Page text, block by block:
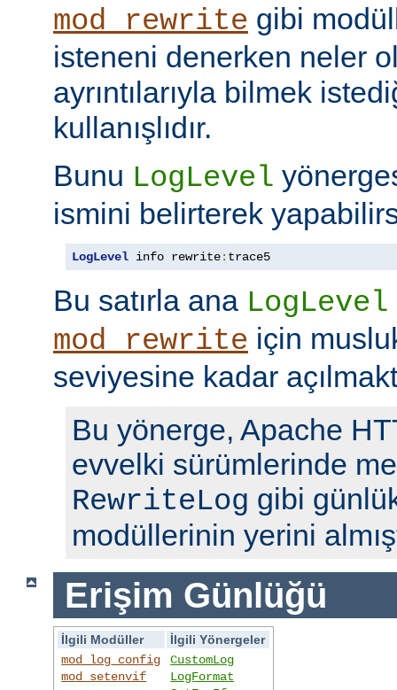
mod_rewrite gibi
isteneni denerken neler
ayrıntılarıyla bilmek
kullanışlıdır.
Bunu LogLevel
ismini belirterek
LogLevel info rewrite: trace5
Bu satırla ana LogLevel
mod_rewrite için
seviyesine kadar
Bu yönerge, Apache
evvelki sürümlerinde
RewriteLog gibi
modüllerinin yerini
Erişim Günlüğü
İlgili Modüller
İlgili Yönergeler
mod_log_config
mod_setenvif
CustomLog
LogFormat